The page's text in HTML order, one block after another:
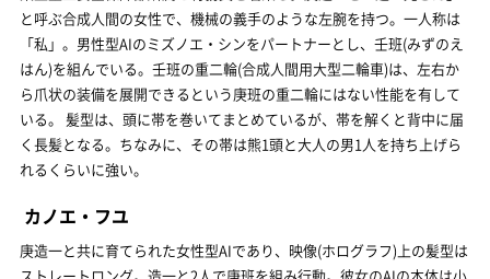
と呼ぶ合成人間の女性で、機械の義手のような左腕を持つ。一人称は
「私」。男性型AIのミズノエ・シンをパートナーとし、壬班(みずのえ
はん)を組んでいる。壬班の重二輪(合成人間用大型二輪車)は、左右か
ら爪状の装備を展開できるという庚班の重二輪にはない性能を有して
いる。 髪型は、頭に帯を巻いてまとめているが、帯を解くと背中に届
く長髪となる。ちなみに、その帯は熊1頭と大人の男1人を持ち上げら
れるくらいに強い。
カノエ・フユ
庚造一と共に育てられた女性型AIであり、映像(ホログラフ)上の髪型は
ストレートロング。造一と2人で庚班を組み行動。彼女のAIの本体は小